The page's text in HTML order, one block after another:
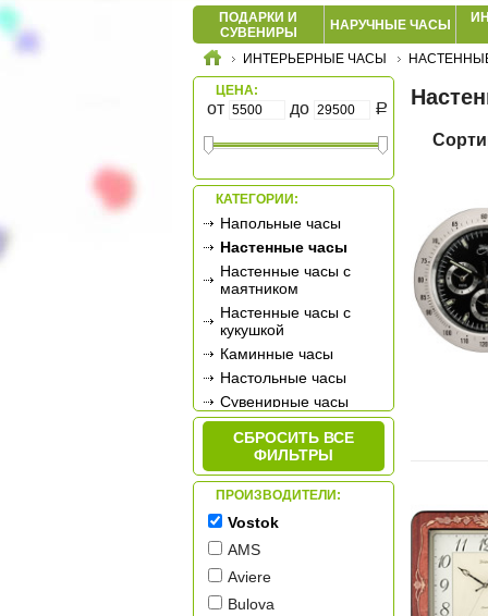
ПОДАРКИ И
СУВЕНИРЫ
НАРУЧНЫЕ ЧАСЫ
ИНТЕРЬЕРНЫЕ ЧАСЫ
ЦЕНА:
от до Р
КАТЕГОРИИ:
Напольные часы
Настенные часы
Настенные часы с
маятником
Настенные часы с
кукушкой
Каминные часы
Настольные часы
Сувенирные часы
Будильники
Метеостанции
СБРОСИТЬ ВСЕ
ФИЛЬТРЫ
ПРОИЗВОДИТЕЛИ:
Vostok
AMS
Aviere
Bulova